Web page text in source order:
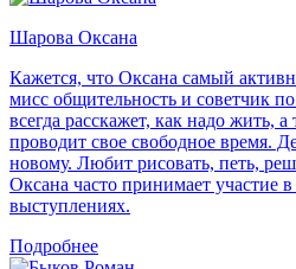
Шарова Оксана
Кажется, что Оксана самый
мисс общительность и советчик
всегда расскажет, как надо жить,
проводит свое свободное время.
новому. Любит рисовать, петь,
Оксана часто принимает участие
выступлениях.
Подробнее